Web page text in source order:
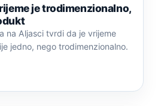
je trodimenzionalno,
na Aljasci tvrdi da je vrijeme
jedno, nego trodimenzionalno.